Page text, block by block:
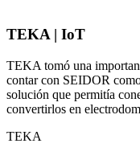
TEKA | IoT
TEKA tomó una
contar con SEIDOR
solución que permitía
convertirlos en
TEKA